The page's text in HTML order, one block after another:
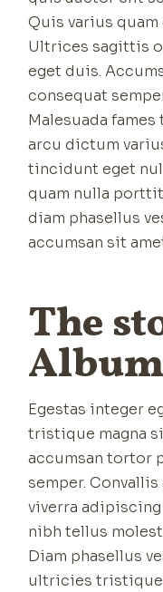
Quis varius
Ultrices sagittis
eget duis.
consequat
Malesuada
arcu dictum
tincidunt eget
quam nulla
diam phasellus
accumsan sit
The
Album
Egestas integer
tristique magna
accumsan tortor
semper.
viverra
nibh tellus
Diam phasellus
ultricies